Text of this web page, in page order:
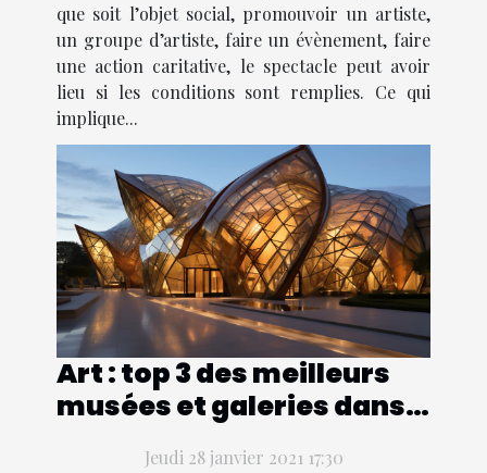
que soit l’objet social, promouvoir un artiste,
un groupe d’artiste, faire un évènement, faire
une action caritative, le spectacle peut avoir
lieu si les conditions sont remplies. Ce qui
implique...
Art : top 3 des meilleurs
musées et galeries dans
Jeudi 28 janvier 2021 17:30